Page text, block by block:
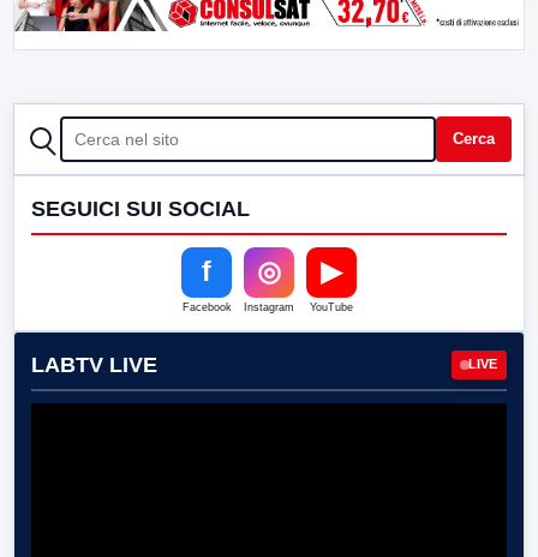
CERCA Cerca
SEGUICI SUI SOCIAL
f
Facebook
◎
Instagram
▶
YouTube
LABTV LIVE LIVE